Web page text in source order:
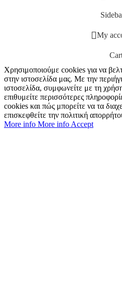
My
Χρησιμοποιούμε cookies για να
στην ιστοσελίδα μας. Με την
ιστοσελίδα, συμφωνείτε με τη
επιθυμείτε περισσότερες
cookies και πώς μπορείτε να τα
επισκεφθείτε την πολιτική
More info More info Accept